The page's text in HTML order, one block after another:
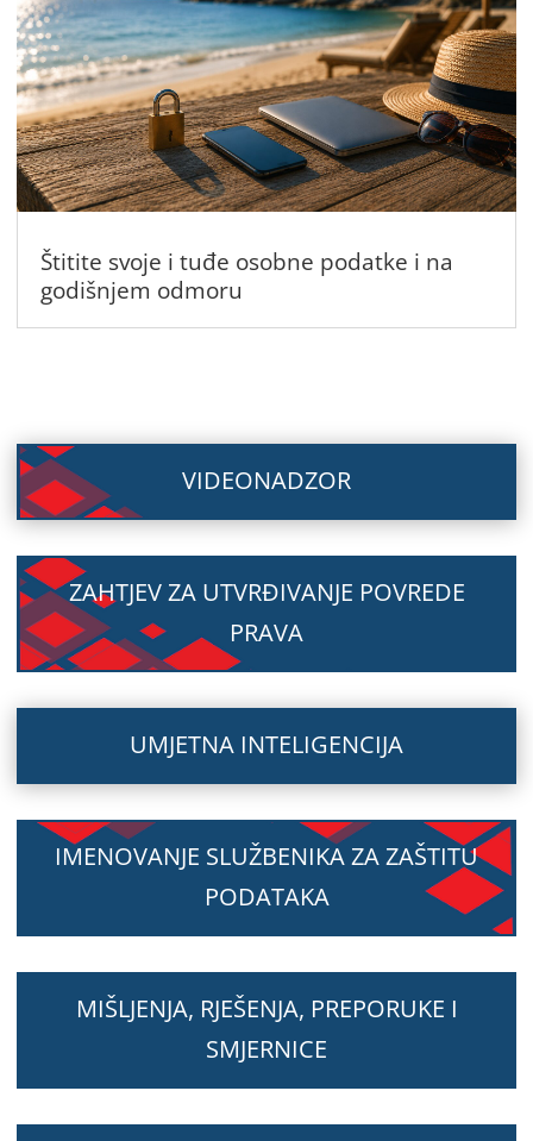
Štitite svoje i tuđe osobne podatke i na
godišnjem odmoru
VIDEONADZOR
ZAHTJEV ZA UTVRĐIVANJE POVREDE
PRAVA
UMJETNA INTELIGENCIJA
IMENOVANJE SLUŽBENIKA ZA ZAŠTITU
PODATAKA
MIŠLJENJA, RJEŠENJA, PREPORUKE I
SMJERNICE